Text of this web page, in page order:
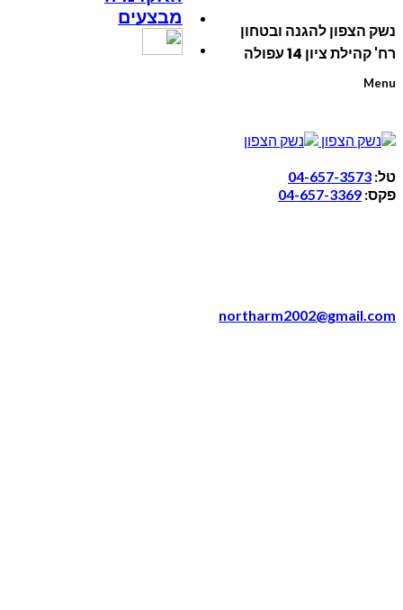
מבצעים
Menu
נשק הצפון להגנה ובטחון
רח' קהילת ציון 14 עפולה
טל: 04-657-3573
פקס: 04-657-3369
northarm2002@gmail.com